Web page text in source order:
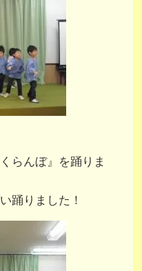
らんぼ』を踊りま
踊りました！